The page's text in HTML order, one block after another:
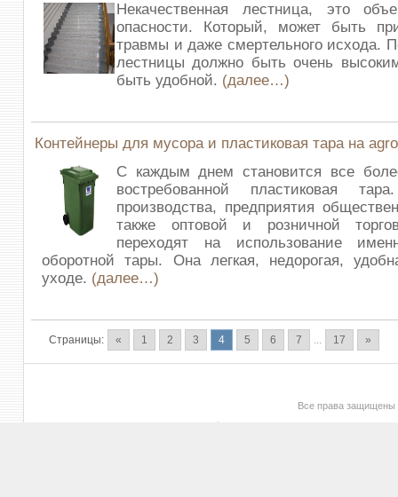
Некачественная лестница, это
опасности. Который, может быть
травмы и даже смертельного исхода.
лестницы должно быть очень
быть удобной. (далее…)
Контейнеры для мусора и пластиковая тара на
С каждым днем становится все
востребованной пластиковая
производства, предприятия
также оптовой и розничной
переходят на использование
оборотной тары. Она легкая, недорогая,
уходе. (далее…)
Страницы: « 1 2 3 4 5 6 7 ... 17 »
Все права